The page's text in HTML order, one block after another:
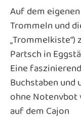
Auf dem
Trommeln und
Partsch in
Eine
Buchstaben
ohne Notenvbot
auf dem Cajon